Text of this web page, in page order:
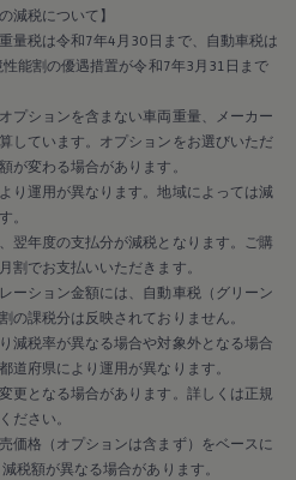
減税について】
量税は令和7年4月30日まで、自動車税は
能割の優遇措置が令和7年3月31日まで
プションを含まない車両重量、メーカー
しています。オプションをお選びいただ
が変わる場合があります。
り運用が異なります。地域によっては減
。
翌年度の支払分が減税となります。ご購
割でお支払いいただきます。
ーション金額には、自動車税（グリーン
の課税分は反映されておりません。
減税率が異なる場合や対象外となる場合
道府県により運用が異なります。
更となる場合があります。詳しくは正規
ださい。
価格（オプションは含まず）をベースに
税額が異なる場合があります。